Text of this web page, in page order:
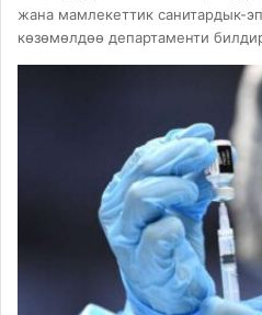
жана мамлекеттик санитардык-
көзөмөлдөө департаменти